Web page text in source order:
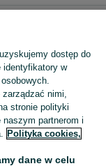
Skorzystaj z największego serwisu ogłoszeniowego - Słupca i okolice! - kupuj lub sprzedawaj jeszcze wygodniej w kategorii Pozostałe! Zobacz
dostęp do
identyfikatory w
nimi,
stronie polityki
partnerom i
Polityka cookies,
dane w celu